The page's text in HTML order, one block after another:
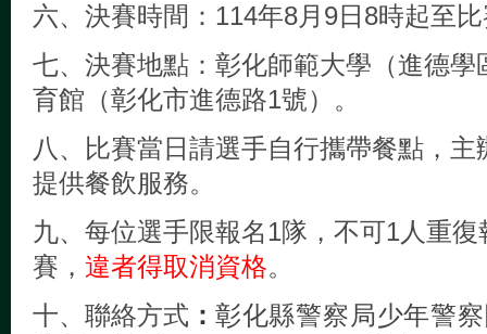
六、決賽時間： 114年8月9日8時起至
七、決賽地點：彰化師範大學（進德學
育館（彰化市進德路1號）。
八、比賽當日請選手自行攜帶餐點，主
提供餐飲服務。
九、每位選手限報名1隊，不可1人重復
賽， 違者得取消資格。
十、聯絡方式 ： 彰化縣警察局少年警